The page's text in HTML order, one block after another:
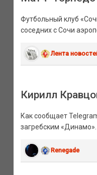
Футбольный клуб
соседних с Сочи
Лента
Кирилл
Как сообщает
загребским «Динамо».
Renegade